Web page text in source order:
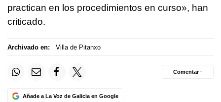
practican en los procedimientos en curso», han
criticado.
Archivado en: Villa de Pitanxo
Añade a La Voz de Galicia en Google
Comentar ·